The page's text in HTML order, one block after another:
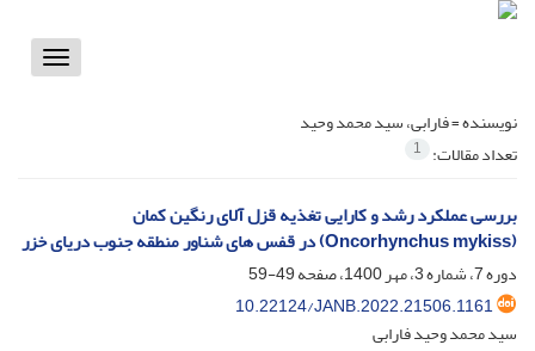
Toggle
نویسنده =فارابی، سید محمد وحید
تعداد مقالات: 1
بررسی عملکرد رشد و کارایی تغذیه قزل آلای رنگین کمان
(Oncorhynchus mykiss) در قفس های شناور منطقه جنوب دریای خزر
دوره 7، شماره 3، مهر 1400، صفحه
49-59
10.22124/JANB.2022.21506.1161
سید محمد وحید فارابی